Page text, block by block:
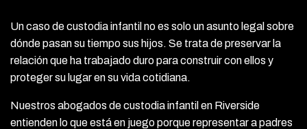
Un caso de custodia infantil no es solo un asunto legal sobre
dónde pasan su tiempo sus hijos. Se trata de preservar la
relación que ha trabajado duro para construir con ellos y
proteger su lugar en su vida cotidiana.
Nuestros abogados de custodia infantil en Riverside
entienden lo que está en juego porque representar a padres